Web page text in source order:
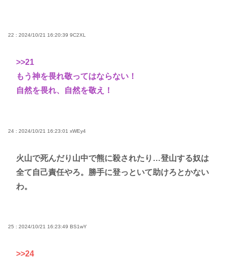
22 : 2024/10/21 16:20:39 9C2XL
>>21
もう神を畏れ敬ってはならない！
自然を畏れ、自然を敬え！
24 : 2024/10/21 16:23:01 xWEy4
火山で死んだり山中で熊に殺されたり…登山する奴は
全て自己責任やろ。勝手に登っといて助けろとかない
わ。
25 : 2024/10/21 16:23:49 BS1wY
>>24